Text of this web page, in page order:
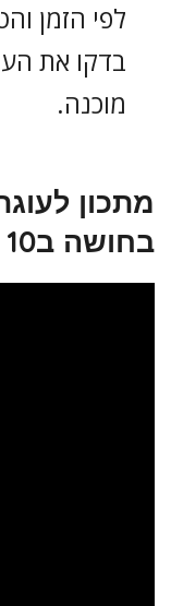
לפי הזמן
בדקו את
מוכנה.
מתכון
בחושה ב10 דקות